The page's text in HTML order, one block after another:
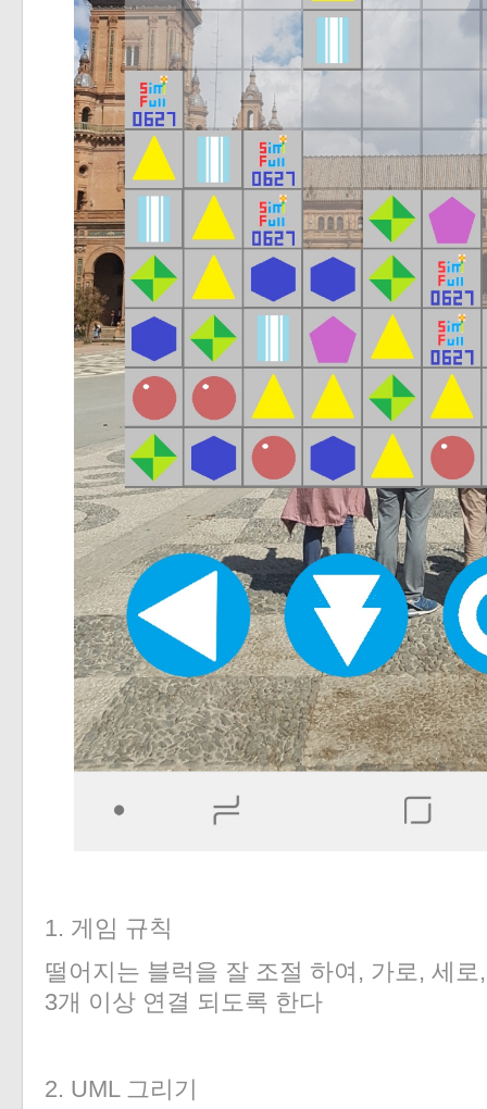
1. 게임 규칙
떨어지는 블럭을 잘 조절 하여, 가로, 세
3개 이상 연결 되도록 한다
2. UML 그리기